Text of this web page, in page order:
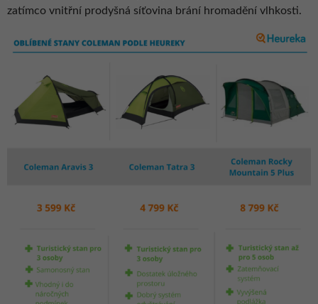
zatímco vnitřní prodyšná síťovina brání hromadění vlhkosti.